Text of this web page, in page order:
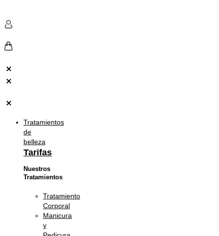
Tratamientos
de
belleza
Tarifas
Nuestros
Tratamientos
Tratamiento
Corporal
Manicura
y